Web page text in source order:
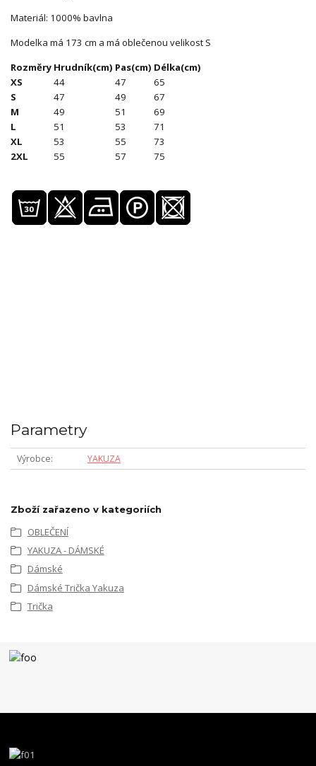
Materiál: 1000% bavlna
Modelka má 173 cm a má oblečenou velikost S
Rozměry Hrudník(cm) Pas(cm) Délka(cm)
XS
44 47
65
S
47 49
67
M
49 51
69
L
51 53
71
XL
53 55
73
2XL
55 57 75
Parametry
Výrobce YAKUZA
Zboží zařazeno v kategoriích
OBLEČENÍ
YAKUZA - DÁMSKÉ
Dámské
Dámské Trička Yakuza
Trička